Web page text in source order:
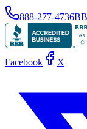
888-277-4736
Facebook X